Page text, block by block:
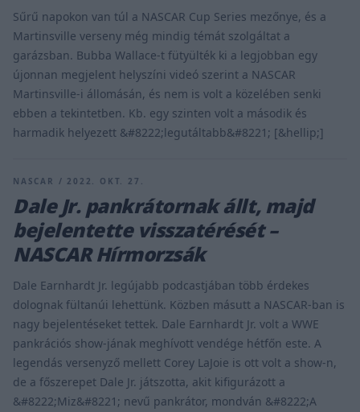
Sűrű napokon van túl a NASCAR Cup Series mezőnye, és a
Martinsville verseny még mindig témát szolgáltat a
garázsban. Bubba Wallace-t fütyülték ki a legjobban egy
újonnan megjelent helyszíni videó szerint a NASCAR
Martinsville-i állomásán, és nem is volt a közelében senki
ebben a tekintetben. Kb. egy szinten volt a második és
harmadik helyezett &#8222;legutáltabb&#8221; [&hellip;]
NASCAR / 2022. OKT. 27.
Dale Jr. pankrátornak állt, majd
bejelentette visszatérését –
NASCAR Hírmorzsák
Dale Earnhardt Jr. legújabb podcastjában több érdekes
dolognak fültanúi lehettünk. Közben másutt a NASCAR-ban is
nagy bejelentéseket tettek. Dale Earnhardt Jr. volt a WWE
pankrációs show-jának meghívott vendége hétfőn este. A
legendás versenyző mellett Corey LaJoie is ott volt a show-n,
de a főszerepet Dale Jr. játszotta, akit kifigurázott a
&#8222;Miz&#8221; nevű pankrátor, mondván &#8222;A